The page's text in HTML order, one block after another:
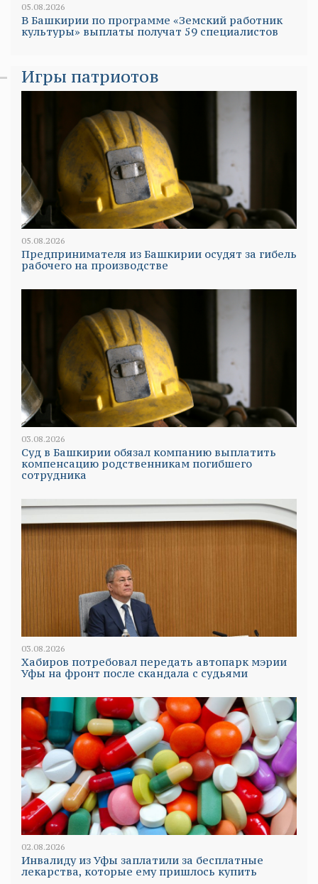
05.08.2026
В Башкирии по программе «Земский работник
культуры» выплаты получат 59 специалистов
Игры патриотов
05.08.2026
Предпринимателя из Башкирии осудят за гибель
рабочего на производстве
03.08.2026
Суд в Башкирии обязал компанию выплатить
компенсацию родственникам погибшего
сотрудника
03.08.2026
Хабиров потребовал передать автопарк мэрии
Уфы на фронт после скандала с судьями
02.08.2026
Инвалиду из Уфы заплатили за бесплатные
лекарства, которые ему пришлось купить